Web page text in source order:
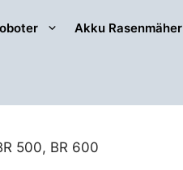
Akku Rasenmäher
500, BR 600